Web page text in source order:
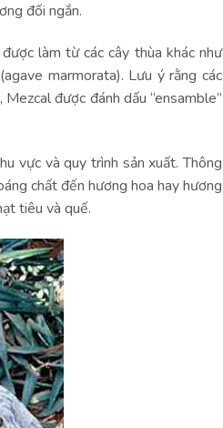
đối ngắn.
làm từ các cây thùa khác như
marmorata). Lưu ý rằng các
được đánh dấu “ensamble”
vực và quy trình sản xuất. Thông
chất đến hương hoa hay hương
tiêu và quế.